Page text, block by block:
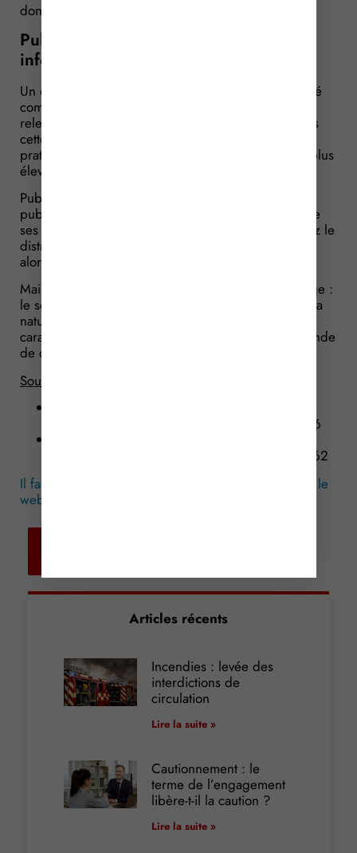
donc indemniser son concurrent.
Publicité comparative favorable =
information ou dénigrement ?
Un distributeur publie sur son site web une publicité
comparant les prix des produits de parapharmacie
relevés dans plusieurs réseaux de distribution. Dans
cette publicité, le distributeur indique que les prix
pratiqués par l’un de ses concurrents sont 32,5 % plus
élevés.
Publicité dénigrante, estime le concurrent, car la
publicité laisse à penser au client qu’il est établi que
ses prix sont systématiquement plus élevés que chez le
distributeur, ce qui est faux. Le concurrent réclame
alors des dommages-intérêts.
Mais cette publicité n’est pas dénigrante pour le juge :
le seul fait de comparer des prix, ce qui relève de la
nature même de la publicité comparative, ne
caractérise pas, en effet, un dénigrement. La demande
de dommages-intérêts du concurrent est rejetée.
Source :
commerciale, du 18 octobre 2017, n° 15-27136
commerciale, du 8 novembre 2017, n° 16-15162
Il faut tourner 7 fois son pouce avant de publier sur le
web !
Articles récents
Incendies : levée des
interdictions de
circulation
Lire la suite »
Cautionnement : le
terme de l’engagement
libère-t-il la caution ?
Lire la suite »